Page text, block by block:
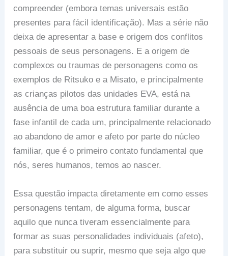
compreender (embora temas universais estão
presentes para fácil identificação). Mas a série não
deixa de apresentar a base e origem dos conflitos
pessoais de seus personagens. E a origem de
complexos ou traumas de personagens como os
exemplos de Ritsuko e a Misato, e principalmente
as crianças pilotos das unidades EVA, está na
ausência de uma boa estrutura familiar durante a
fase infantil de cada um, principalmente relacionado
ao abandono de amor e afeto por parte do núcleo
familiar, que é o primeiro contato fundamental que
nós, seres humanos, temos ao nascer.
Essa questão impacta diretamente em como esses
personagens tentam, de alguma forma, buscar
aquilo que nunca tiveram essencialmente para
formar as suas personalidades individuais (afeto),
para substituir ou suprir, mesmo que seja algo que